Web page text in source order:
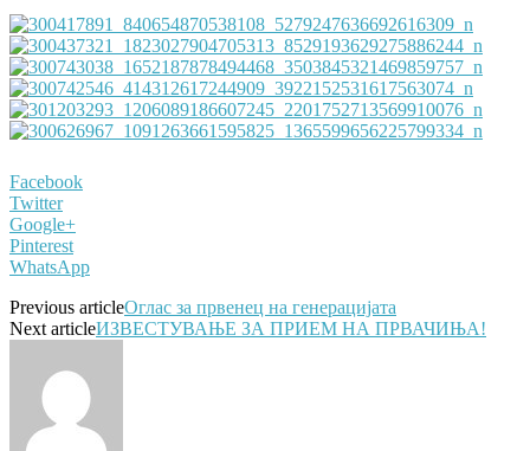
Facebook
Twitter
Google+
Pinterest
WhatsApp
Previous articleОглас за првенец на генерацијата
Next articleИЗВЕСТУВАЊЕ ЗА ПРИЕМ НА ПРВАЧИЊА!